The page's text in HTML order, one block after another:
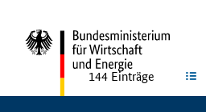
144 Einträge